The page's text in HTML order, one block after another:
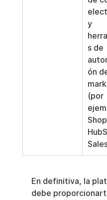
y
s de
ón
(por
En definitiva, la
debe